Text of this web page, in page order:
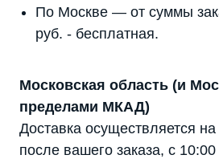
По Москве — от суммы
руб. - бесплатная.
Московская область (и
пределами МКАД)
Доставка осуществляется
после вашего заказа, с